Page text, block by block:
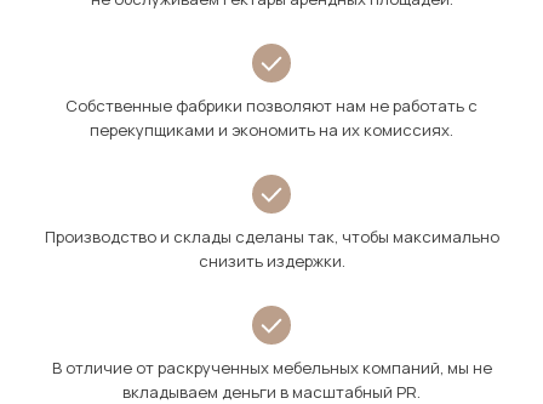
Собственные фабрики позволяют нам не работать с
перекупщиками и экономить на их комиссиях.
Производство и склады сделаны так, чтобы максимально
снизить издержки.
В отличие от раскрученных мебельных компаний, мы не
вкладываем деньги в масштабный PR.